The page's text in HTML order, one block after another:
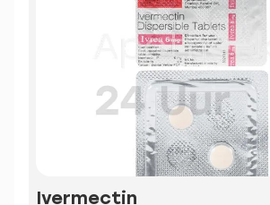
Ivermectin